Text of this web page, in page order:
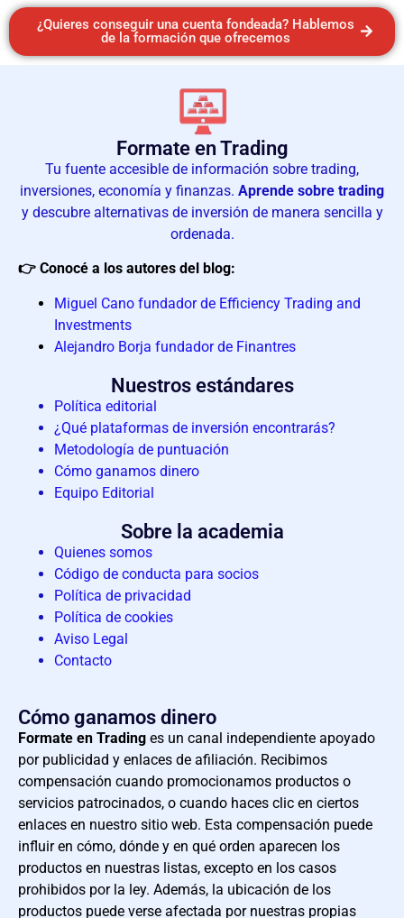
¿Quieres conseguir una cuenta fondeada? Hablemos
de la formación que ofrecemos
Formate en Trading
Tu fuente accesible de información sobre trading,
inversiones, economía y finanzas. Aprende sobre trading
y descubre alternativas de inversión de manera sencilla y
ordenada.
👉 Conocé a los autores del blog:
Miguel Cano fundador de Efficiency Trading and
Investments
Alejandro Borja fundador de Finantres
Nuestros estándares
Política editorial
¿Qué plataformas de inversión encontrarás?
Metodología de puntuación
Cómo ganamos dinero​
Equipo Editorial
Sobre la academia
Quienes somos
Código de conducta para socios
Política de privacidad
Política de cookies
Aviso Legal
Contacto
Cómo ganamos dinero
Formate en Trading es un canal independiente apoyado
por publicidad y enlaces de afiliación. Recibimos
compensación cuando promocionamos productos o
servicios patrocinados, o cuando haces clic en ciertos
enlaces en nuestro sitio web. Esta compensación puede
influir en cómo, dónde y en qué orden aparecen los
productos en nuestras listas, excepto en los casos
prohibidos por la ley. Además, la ubicación de los
productos puede verse afectada por nuestras propias